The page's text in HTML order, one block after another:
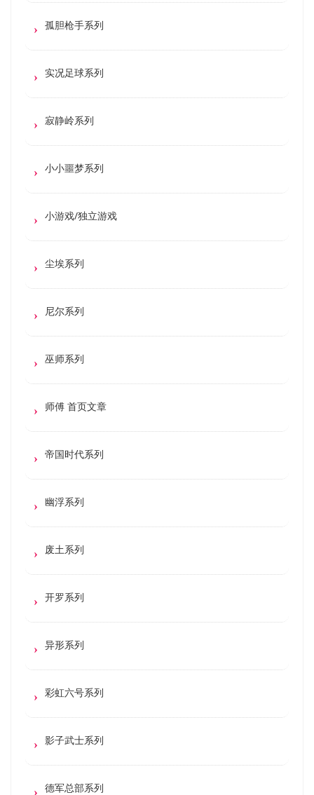
孤胆枪手系列
实况足球系列
寂静岭系列
小小噩梦系列
小游戏/独立游戏
尘埃系列
尼尔系列
巫师系列
师傅 首页文章
帝国时代系列
幽浮系列
废土系列
开罗系列
异形系列
彩虹六号系列
影子武士系列
德军总部系列